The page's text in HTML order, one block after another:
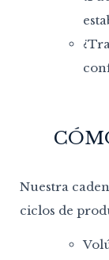
Nuestra
ciclos de